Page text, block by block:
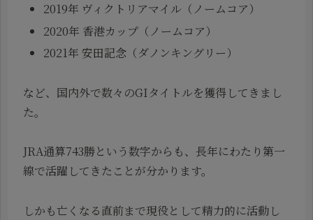
2019年 ヴィクトリアマイル（ノームコア）
2020年 香港カップ（ノームコア）
2021年 安田記念（ダノンキングリー）
など、国内外で数々のGIタイトルを獲得してきまし
た。
JRA通算743勝という数字からも、長年にわたり第一
線で活躍してきたことが分かります。
しかも亡くなる直前まで現役として精力的に活動し